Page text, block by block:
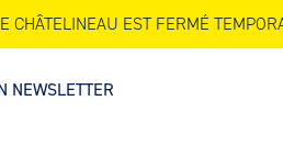
CHÂTELINEAU EST FERMÉ
NEWSLETTER